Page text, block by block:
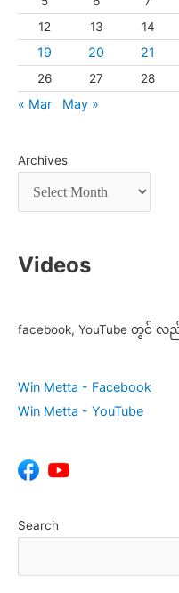
12 13 14
19
20 21
26 27 28
« Mar
May »
Archives
Videos
facebook, YouTube တွင် လ
Win Metta - Facebook
Win Metta - YouTube
Search